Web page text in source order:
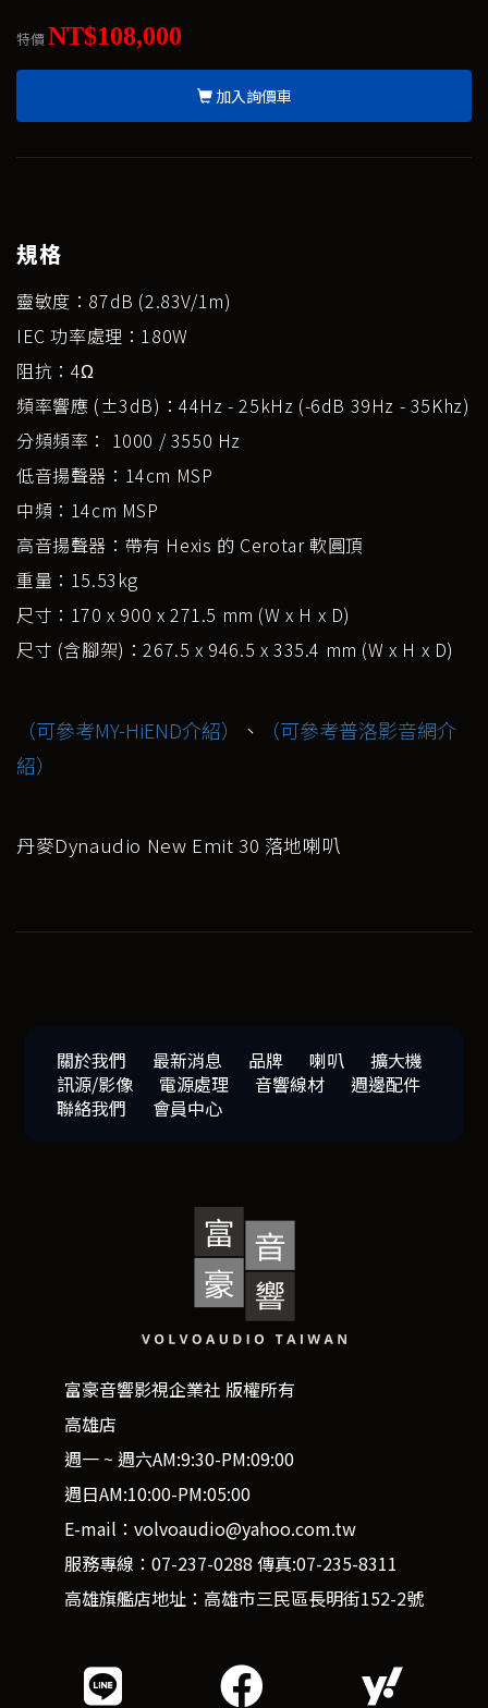
特價NT$108,000
加入詢價車
規格
靈敏度：87dB (2.83V/1m)
IEC 功率處理：180W
阻抗：4Ω
頻率響應 (±3dB)：44Hz - 25kHz (-6dB 39Hz - 35Khz)
分頻頻率： 1000 / 3550 Hz
低音揚聲器：14cm MSP
中頻：14cm MSP
高音揚聲器：帶有 Hexis 的 Cerotar 軟圓頂
重量：15.53kg
尺寸：170 x 900 x 271.5 mm (W x H x D)
尺寸 (含腳架)：267.5 x 946.5 x 335.4 mm (W x H x D)
（可參考MY-HiEND介紹） 、
（可參考普洛影音網介
紹）
丹麥Dynaudio New Emit 30 落地喇叭
關於我們 最新消息 品牌 喇叭
擴大機
訊源/影像
電源處理 音響線材
週邊配件
聯絡我們
會員中心
富豪音響影視企業社 版權所有
高雄店
週一 ~ 週六AM:9:30-PM:09:00
週日AM:10:00-PM:05:00
E-mail：volvoaudio@yahoo.com.tw
服務專線：07-237-0288 傳真:07-235-8311
高雄旗艦店地址：高雄市三民區長明街152-2號